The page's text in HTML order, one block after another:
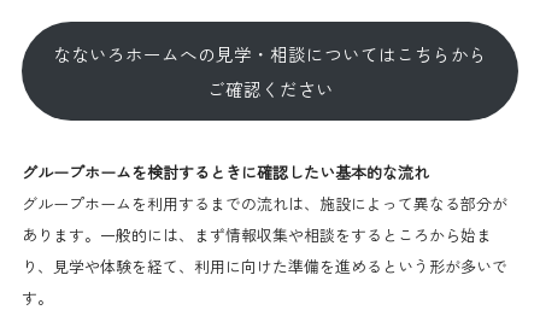
なないろホームへの見学・相談についてはこちらから
ご確認ください
グループホームを検討するときに確認したい基本的な流れ
グループホームを利用するまでの流れは、施設によって異なる部分が
あります。一般的には、まず情報収集や相談をするところから始ま
り、見学や体験を経て、利用に向けた準備を進めるという形が多いで
す。